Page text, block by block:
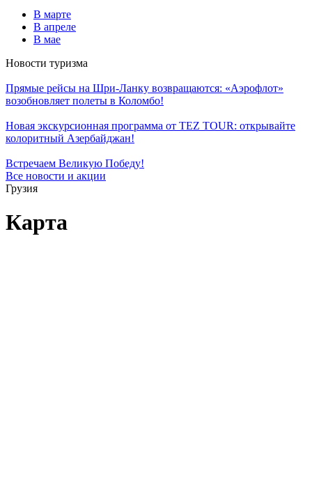
В марте
В апреле
В мае
Новости туризма
Прямые рейсы на Шри-Ланку возвращаются: «Аэрофлот»
возобновляет полеты в Коломбо!
Новая экскурсионная программа от TEZ TOUR: открывайте
колоритный Азербайджан!
Встречаем Великую Победу!
Все новости и акции
Грузия
Карта